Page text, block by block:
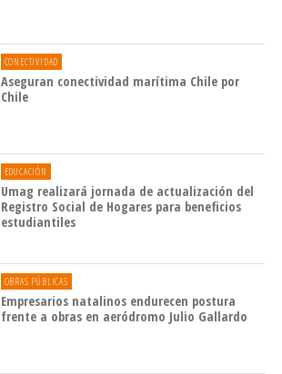
CONECTIVIDAD
Aseguran conectividad marítima Chile por
Chile
EDUCACIÓN
Umag realizará jornada de actualización del
Registro Social de Hogares para beneficios
estudiantiles
OBRAS PÚBLICAS
Empresarios natalinos endurecen postura
frente a obras en aeródromo Julio Gallardo